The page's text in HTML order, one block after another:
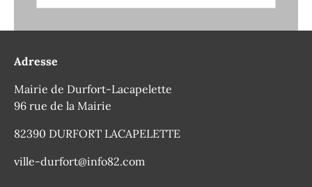
Adresse
Mairie de Durfort-Lacapelette
96 rue de la Mairie
82390 DURFORT LACAPELETTE
ville-durfort@info82.com